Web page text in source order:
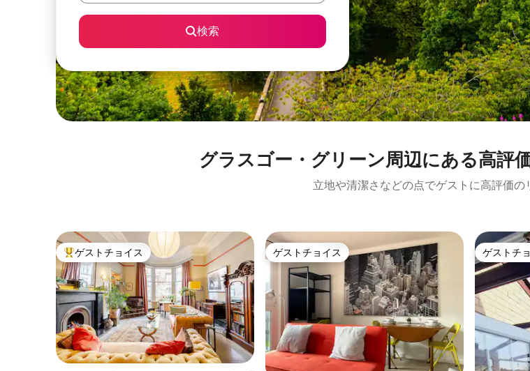
検索
グラスゴー・グリーン⁠周⁠辺⁠に⁠あ⁠る高⁠評⁠
立地や清潔さなどの点でゲストに高評価の
大好評のゲストチョイスです。
ゲストチョイス ゲストチョイス
ゲストチョイス ゲストチ
ゲストチ